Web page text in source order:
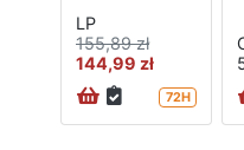
LP
155,89 zł
144,99 zł
72H